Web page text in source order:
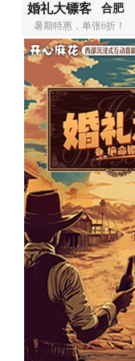
婚礼大镖客 合肥
暑期特惠，单张6折！